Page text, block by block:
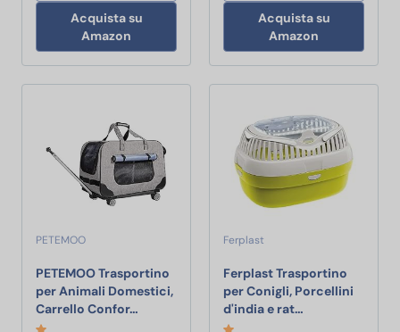
Acquista su
Amazon
Acquista su
Amazon
PETEMOO
PETEMOO Trasportino
per Animali Domestici,
Carrello Confor… PETEMOO Trasportino per Animali
Ferplast
Ferplast Trasportino
per Conigli, Porcellini
d'india e rat…